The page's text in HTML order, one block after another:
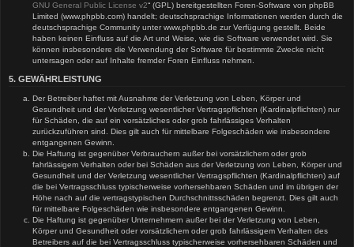
GNU General Public License v2“ (GPL) bereitgestellten Foren-Software von phpBB
Limited (www.phpbb.com) handelt; deutschsprachige Informationen werden durch die
deutschsprachige Community unter www.phpbb.de zur Verfügung gestellt. Beide
haben keinen Einfluss auf die Art und Weise, wie die Software verwendet wird. Sie
können insbesondere die Verwendung der Software für bestimmte Zwecke nicht
untersagen oder auf Inhalte fremder Foren Einfluss nehmen.
5. GEWÄHRLEISTUNG
Der Betreiber haftet mit Ausnahme der Verletzung von Leben, Körper und
Gesundheit und der Verletzung wesentlicher Vertragspflichten (Kardinalpflichten) nur
für Schäden, die auf ein vorsätzliches oder grob fahrlässiges Verhalten
zurückzuführen sind. Dies gilt auch für mittelbare Folgeschäden wie insbesondere
entgangenen Gewinn.
Die Haftung ist gegenüber Verbrauchern außer bei vorsätzlichem oder grob
fahrlässigem Verhalten oder bei Schäden aus der Verletzung von Leben, Körper und
Gesundheit und der Verletzung wesentlicher Vertragspflichten (Kardinalpflichten) auf
die bei Vertragsschluss typischerweise vorhersehbaren Schäden und im übrigen der
Höhe nach auf die vertragstypischen Durchschnittsschäden begrenzt. Dies gilt auch
für mittelbare Folgeschäden wie insbesondere entgangenen Gewinn.
Die Haftung ist gegenüber Unternehmern außer bei der Verletzung von Leben,
Körper und Gesundheit oder vorsätzlichem oder grob fahrlässigem Verhalten des
Betreibers auf die bei Vertragsschluss typischerweise vorhersehbaren Schäden und